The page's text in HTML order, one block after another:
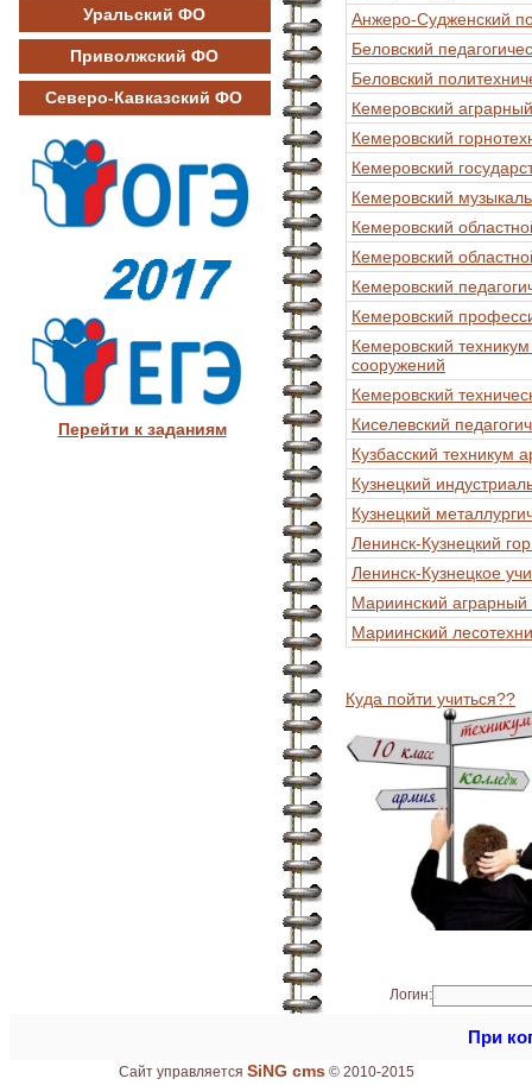
Уральский ФО
Приволжский ФО
Северо-Кавказский ФО
Перейти к заданиям
Анжеро-Судженский
Беловский
Беловский
Кемеровский
Кемеровский
Кемеровский
Кемеровский
Кемеровский
Кемеровский
Кемеровский
Кемеровский
Кемеровский
сооружений
Кемеровский
Киселевский
Кузбасский техникум
Кузнецкий
Кузнецкий
Ленинск-Кузнецкий
Ленинск-Кузнецкое
Мариинский аграрный
Мариинский
Куда пойти учиться??
Логин:
При
Сайт управляется SiNG cms© 2010-2015